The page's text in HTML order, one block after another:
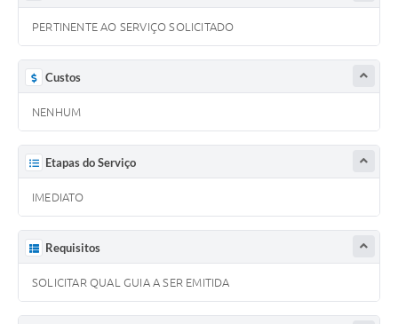
PERTINENTE AO SERVIÇO SOLICITADO
Custos
NENHUM
Etapas do Serviço
IMEDIATO
Requisitos
SOLICITAR QUAL GUIA A SER EMITIDA